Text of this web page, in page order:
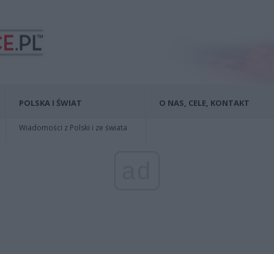
POLSKA I ŚWIAT
Wiadomości z Polski i ze świata
O NAS, CELE, KONTAKT